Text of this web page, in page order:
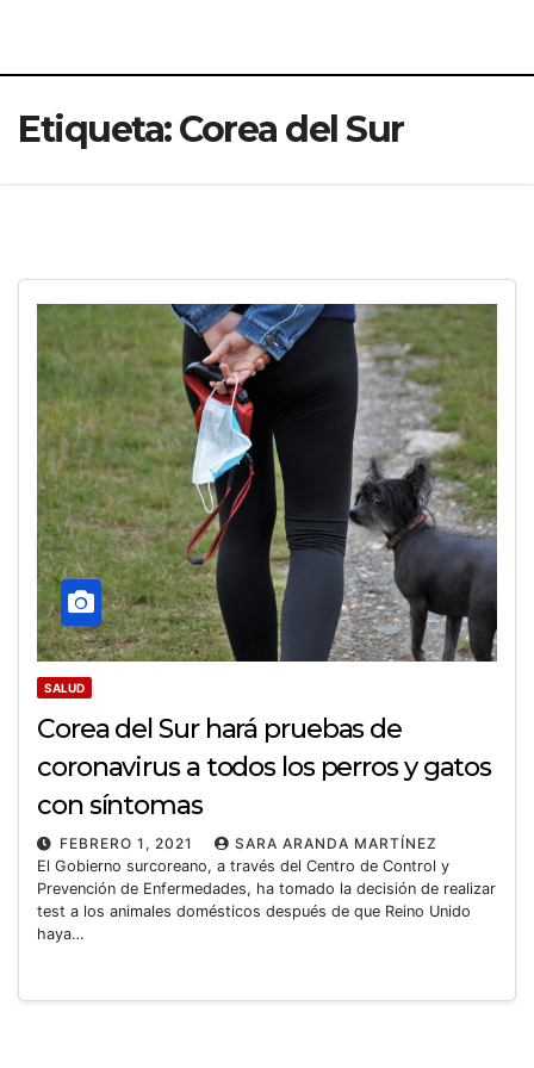
Etiqueta:Corea del Sur
SALUD
Corea del Sur hará pruebas de
coronavirus a todos los perros y gatos
con síntomas
FEBRERO 1, 2021
SARA ARANDA MARTÍNEZ
El Gobierno surcoreano, a través del Centro de Control y
Prevención de Enfermedades, ha tomado la decisión de realizar
test a los animales domésticos después de que Reino Unido
haya…